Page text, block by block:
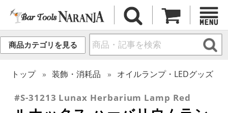
商品カテゴリを見る
トップ 装飾・消耗品 オイルランプ・LEDグッズ
#S-31213 Lunax Herbarium Lamp Red